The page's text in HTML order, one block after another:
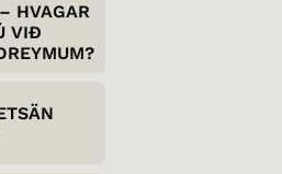
HVAGAR
VIÐ